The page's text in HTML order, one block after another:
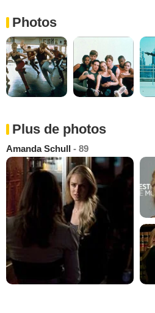
Photos
Plus de photos
Amanda Schull - 89